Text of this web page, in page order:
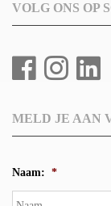
VOLG ONS OP
MELD JE AAN
Naam: *